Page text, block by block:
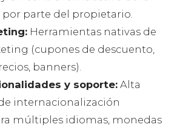
parte del propietario.
Herramientas nativas de
(cupones de descuento,
banners).
y soporte: Alta
internacionalización
múltiples idiomas, monedas